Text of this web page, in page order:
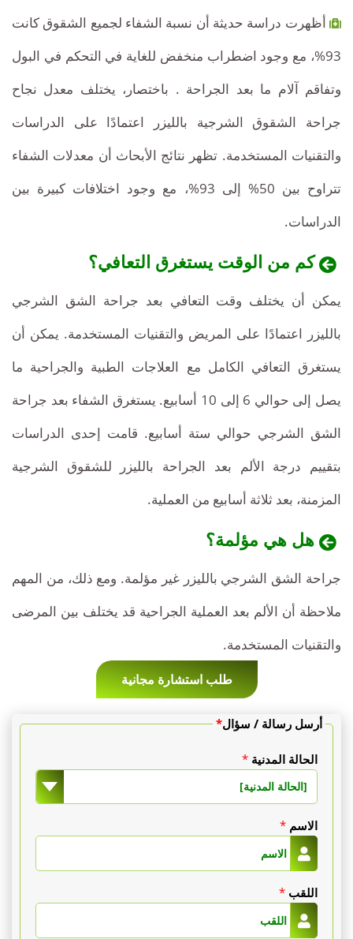
أظهرت دراسة حديثة أن نسبة الشفاء لجميع الشقوق كانت
93%، مع وجود اضطراب منخفض للغاية في التحكم في البول
وتفاقم آلام ما بعد الجراحة . باختصار، يختلف معدل نجاح
جراحة الشقوق الشرجية بالليزر اعتمادًا على الدراسات
والتقنيات المستخدمة. تظهر نتائج الأبحاث أن معدلات الشفاء
تتراوح بين 50% إلى 93%، مع وجود اختلافات كبيرة بين
الدراسات.
كم من الوقت يستغرق التعافي؟
يمكن أن يختلف وقت التعافي بعد جراحة الشق الشرجي
بالليزر اعتمادًا على المريض والتقنيات المستخدمة. يمكن أن
يستغرق التعافي الكامل مع العلاجات الطبية والجراحية ما
يصل إلى حوالي 6 إلى 10 أسابيع. يستغرق الشفاء بعد جراحة
الشق الشرجي حوالي ستة أسابيع. قامت إحدى الدراسات
بتقييم درجة الألم بعد الجراحة بالليزر للشقوق الشرجية
المزمنة، بعد ثلاثة أسابيع من العملية.
هل هي مؤلمة؟
جراحة الشق الشرجي بالليزر غير مؤلمة. ومع ذلك، من المهم
ملاحظة أن الألم بعد العملية الجراحية قد يختلف بين المرضى
والتقنيات المستخدمة.
طلب استشارة مجانية
أرسل رسالة / سؤال*
الحالة المدنية*
[الحالة المدنية]
الاسم*
اللقب*